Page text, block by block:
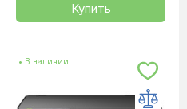
Купить
• В наличии